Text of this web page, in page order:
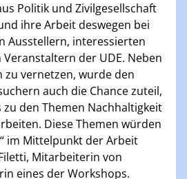
Politik und Zivilgesellschaft
ihre Arbeit deswegen bei
Ausstellern, interessierten
der UDE. Neben
zu vernetzen, wurde den
auch die Chance zuteil,
den Themen Nachhaltigkeit
Diese Themen würden
im Mittelpunkt der Arbeit
Mitarbeiterin von
eines der Workshops.